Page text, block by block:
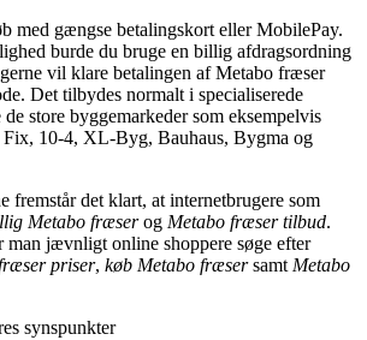
med gængse betalingskort eller MobilePay.
burde du bruge en billig afdragsordning
vil klare betalingen af Metabo fræser
Det tilbydes normalt i specialiserede
store byggemarkeder som eksempelvis
Fix, 10-4, XL-Byg, Bauhaus, Bygma og
fremstår det klart, at internetbrugere som
Metabo fræserog Metabo fræser tilbud.
man jævnligt online shoppere søge efter
priser, køb Metabo fræsersamt Metabo
synspunkter